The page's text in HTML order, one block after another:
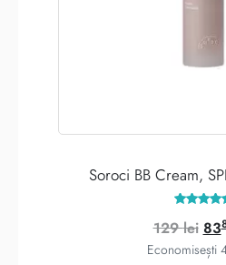
Soroci BB Cream,
4.97
din 5
129lei 83
Economisești